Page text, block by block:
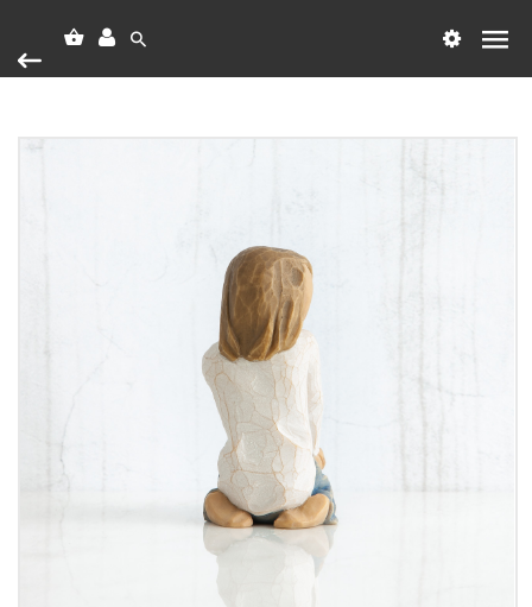
Heim Willow Tree WT Joyful Child 7,5cm